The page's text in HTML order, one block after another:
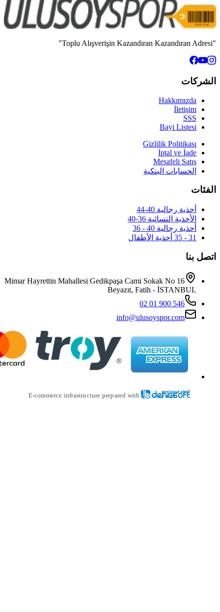
Mimar Hayrettin Mahallesi
E-commerce infrastructure